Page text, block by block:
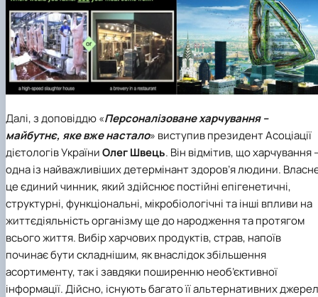
Далі, з доповіддю «Персоналізоване харчування –
майбутнє, яке вже настало» виступив президент Асоціації
дієтологів УкраїниОлег Швець. Він відмітив, що харчування
одна із найважливіших детермінант здоров’я людини.
це єдиний чинник, який здійснює постійні епігенетичні,
структурні, функціональні, мікробіологічні та інші впливи на
життєдіяльність організму ще до народження та протягом
всього життя. Вибір харчових продуктів, страв, напоїв
починає бути складнішим, як внаслідок збільшення
асортименту, так і завдяки поширенню необ’єктивної
інформації. Дійсно, існують багато її альтернативних